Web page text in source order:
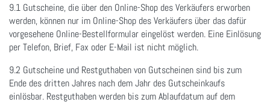
9.1 Gutscheine, die über den Online-Shop des Verkäufers erworben
werden, können nur im Online-Shop des Verkäufers über das dafür
vorgesehene Online-Bestellformular eingelöst werden. Eine Einlösung
per Telefon, Brief, Fax oder E-Mail ist nicht möglich.
9.2 Gutscheine und Restguthaben von Gutscheinen sind bis zum
Ende des dritten Jahres nach dem Jahr des Gutscheinkaufs
einlösbar. Restguthaben werden bis zum Ablaufdatum auf dem